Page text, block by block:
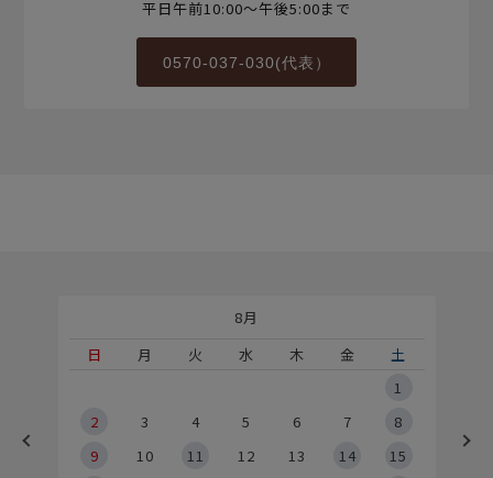
平日午前10:00～午後5:00まで
0570-037-030(代表）
8月
日
月 火 水 木 金
土
1
2
3 4 5 6 7
8
9
10 11 12 13 14
15